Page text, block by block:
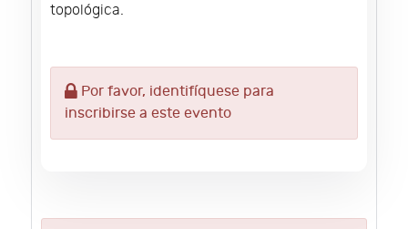
topológica.
Por favor, identifíquese para
inscribirse a este evento